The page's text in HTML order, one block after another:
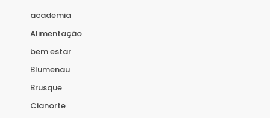
academia
Alimentação
bem estar
Blumenau
Brusque
Cianorte